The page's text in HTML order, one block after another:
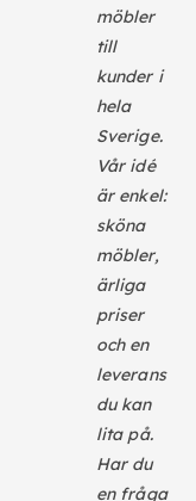
möbler
till
kunder i
hela
Sverige.
Vår idé
är enkel:
sköna
möbler,
ärliga
priser
och en
leverans
du kan
lita på.
Har du
en fråga